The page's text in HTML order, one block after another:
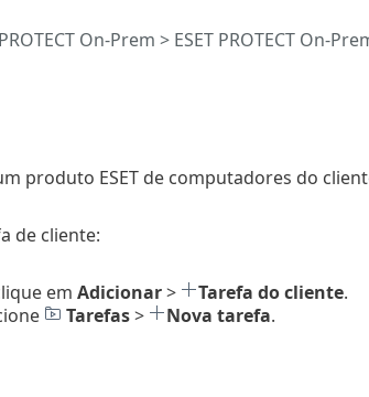
On-Prem > ESET PROTECT On-
produto ESET de computadores do
de cliente:
em Adicionar> Tarefa do cliente.
Tarefas> Nova tarefa.